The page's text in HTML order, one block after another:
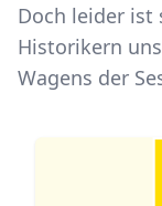
Doch leider ist
Historikern
Wagens der